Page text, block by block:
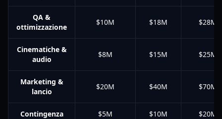
QA &
ottimizzazione
$10M $18M $28M
Cinematiche &
audio
$8M $15M $25M
Marketing &
lancio
$20M $40M $70M
Contingenza $5M $10M $20M